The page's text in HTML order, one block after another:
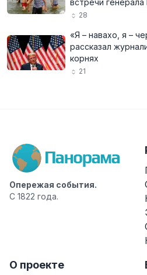
встречи
28
«Я – навахо, я –
рассказал
корнях
21
Опережая события.
С 1822 года.
О проекте